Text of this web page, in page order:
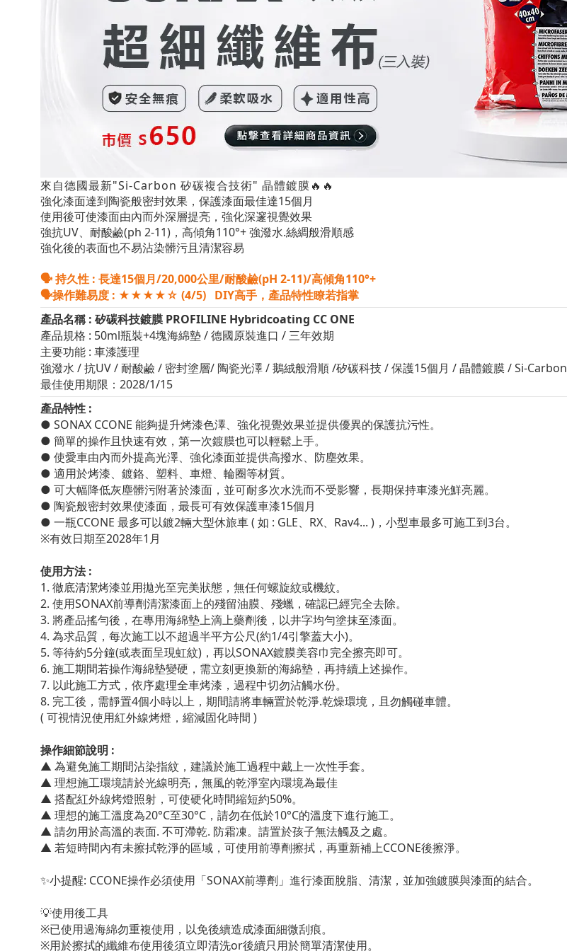
來自德國最新"Si-Carbon 矽碳複合技術" 晶體鍍膜🔥🔥
強化漆面達到陶瓷般密封效果，保護漆面最佳達15個月
使用後可使漆面由內而外深層提亮，強化深邃視覺效果
強抗UV、耐酸鹼(ph 2-11)，高傾角110°+ 強潑水.絲綢般滑順感
強化後的表面也不易沾染髒污且清潔容易
🗣 持久性 : 長達15個月/20,000公里/耐酸鹼(pH 2-11)/高傾角110°+
🗣操作難易度 : ★★★★☆ (4/5) DIY高手，產品特性瞭若指掌
產品名稱 : 矽碳科技鍍膜 PROFILINE Hybridcoating CC ONE
產品規格 : 50ml瓶裝+4塊海綿墊 / 德國原裝進口 / 三年效期
主要功能 : 車漆護理
強潑水 / 抗UV / 耐酸鹼 / 密封塗層/ 陶瓷光澤 / 鵝絨般滑順 /矽碳科技 / 保護15個月 / 晶體鍍膜 / Si-Carbon
最佳使用期限：2028/1/15
產品特性 :
● SONAX CCONE 能夠提升烤漆色澤、強化視覺效果並提供優異的保護抗污性。
● 簡單的操作且快速有效，第一次鍍膜也可以輕鬆上手。
● 使愛車由內而外提高光澤、強化漆面並提供高撥水、防塵效果。
● 適用於烤漆、鍍鉻、塑料、車燈、輪圈等材質。
● 可大幅降低灰塵髒污附著於漆面，並可耐多次水洗而不受影響，長期保持車漆光鮮亮麗。
● 陶瓷般密封效果使漆面，最長可有效保護車漆15個月
● 一瓶CCONE 最多可以鍍2輛大型休旅車 ( 如 : GLE、RX、Rav4... )，小型車最多可施工到3台。
※有效日期至2028年1月
使用方法 :
1. 徹底清潔烤漆並用拋光至完美狀態，無任何螺旋紋或機紋。
2. 使用SONAX前導劑清潔漆面上的殘留油膜、殘蠟，確認已經完全去除。
3. 將產品搖勻後，在專用海綿墊上滴上藥劑後，以井字均勻塗抹至漆面。
4. 為求品質，每次施工以不超過半平方公尺(約1/4引擎蓋大小)。
5. 等待約5分鐘(或表面呈現虹紋)，再以SONAX鍍膜美容巾完全擦亮即可。
6. 施工期間若操作海綿墊變硬，需立刻更換新的海綿墊，再持續上述操作。
7. 以此施工方式，依序處理全車烤漆，過程中切勿沾觸水份。
8. 完工後，需靜置4個小時以上，期間請將車輛置於乾淨.乾燥環境，且勿觸碰車體。
( 可視情況使用紅外線烤燈，縮減固化時間 )
操作細節說明 :
▲ 為避免施工期間沾染指紋，建議於施工過程中戴上一次性手套。
▲ 理想施工環境請於光線明亮，無風的乾淨室內環境為最佳
▲ 搭配紅外線烤燈照射，可使硬化時間縮短約50%。
▲ 理想的施工溫度為20°C至30°C，請勿在低於10°C的溫度下進行施工。
▲ 請勿用於高溫的表面. 不可滯乾. 防霜凍。請置於孩子無法觸及之處。
▲ 若短時間內有未擦拭乾淨的區域，可使用前導劑擦拭，再重新補上CCONE後擦淨。
✨小提醒: CCONE操作必須使用「SONAX前導劑」進行漆面脫脂、清潔，並加強鍍膜與漆面的結合。
💡使用後工具
※已使用過海綿勿重複使用，以免後續造成漆面細微刮痕。
※用於擦拭的纖維布使用後須立即清洗or後續只用於簡單清潔使用。